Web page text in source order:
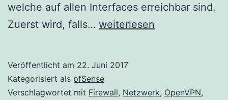
welche auf allen Interfaces erreichbar sind.
Zuerst wird, falls… pfSense
Server
mit
weiterlesen
Veröffentlicht am 22. Juni 2017
Kategorisiert als pfSense
Verschlagwortet mit Firewall, Netzwerk, OpenVPN,